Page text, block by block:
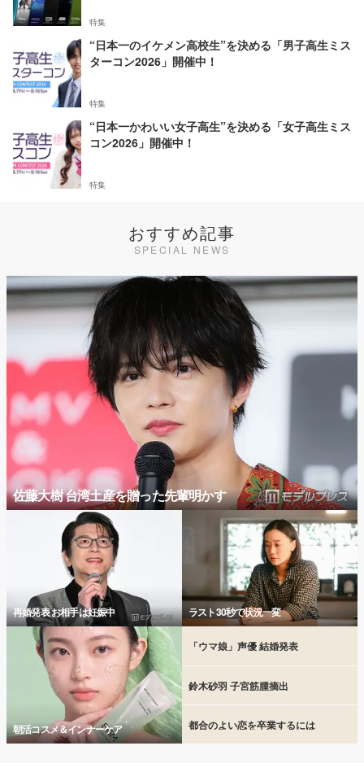
特集
“日本一のイケメン高校生”を決める「男子高生ミス
ターコン2026」開催中！
特集
“日本一かわいい女子高生”を決める「女子高生ミス
コン2026」開催中！
特集
おすすめ記事
SPECIAL NEWS
佐藤大樹 台湾土産を贈った先輩明かす
再婚発表 お相手は妊娠中 ラスト30秒で状況一変
朝活コスメ＆インナーケア
「ウマ娘」声優 結婚発表
鈴木砂羽 子宮筋腫摘出
都合のよい恋を卒業するには